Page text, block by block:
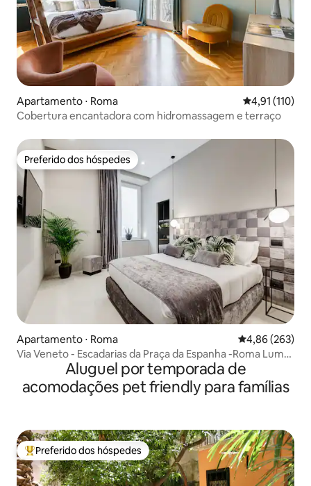
Apartamento ⋅ Roma 4,91 de uma
4,91 (110)
Cobertura encantadora com hidromassagem e terraço
Preferido dos hóspedes
Preferido dos hóspedes
Apartamento ⋅ Roma 4,86 de uma
4,86 (263)
Via Veneto - Escadarias da Praça da Espanha -Roma Luma
Aluguel por temporada de
acomodações pet friendly para famílias
Entre os melhores preferidos dos hóspedes
Preferido dos hóspedes